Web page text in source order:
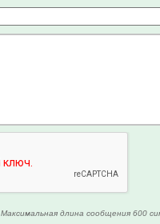
Максимальная длина сообщения 600